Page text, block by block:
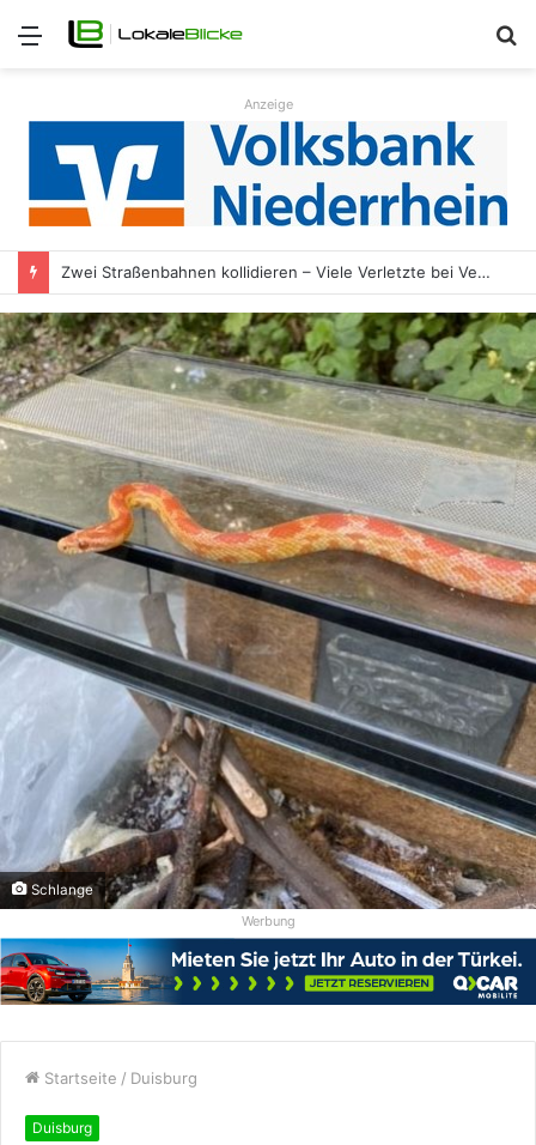
Menü
Anzeige
Zwei Straßenbahnen kollidieren – Viele Verletzte bei Verkehrsunfall
Schlange
Werbung
Startseite / Duisburg
Duisburg